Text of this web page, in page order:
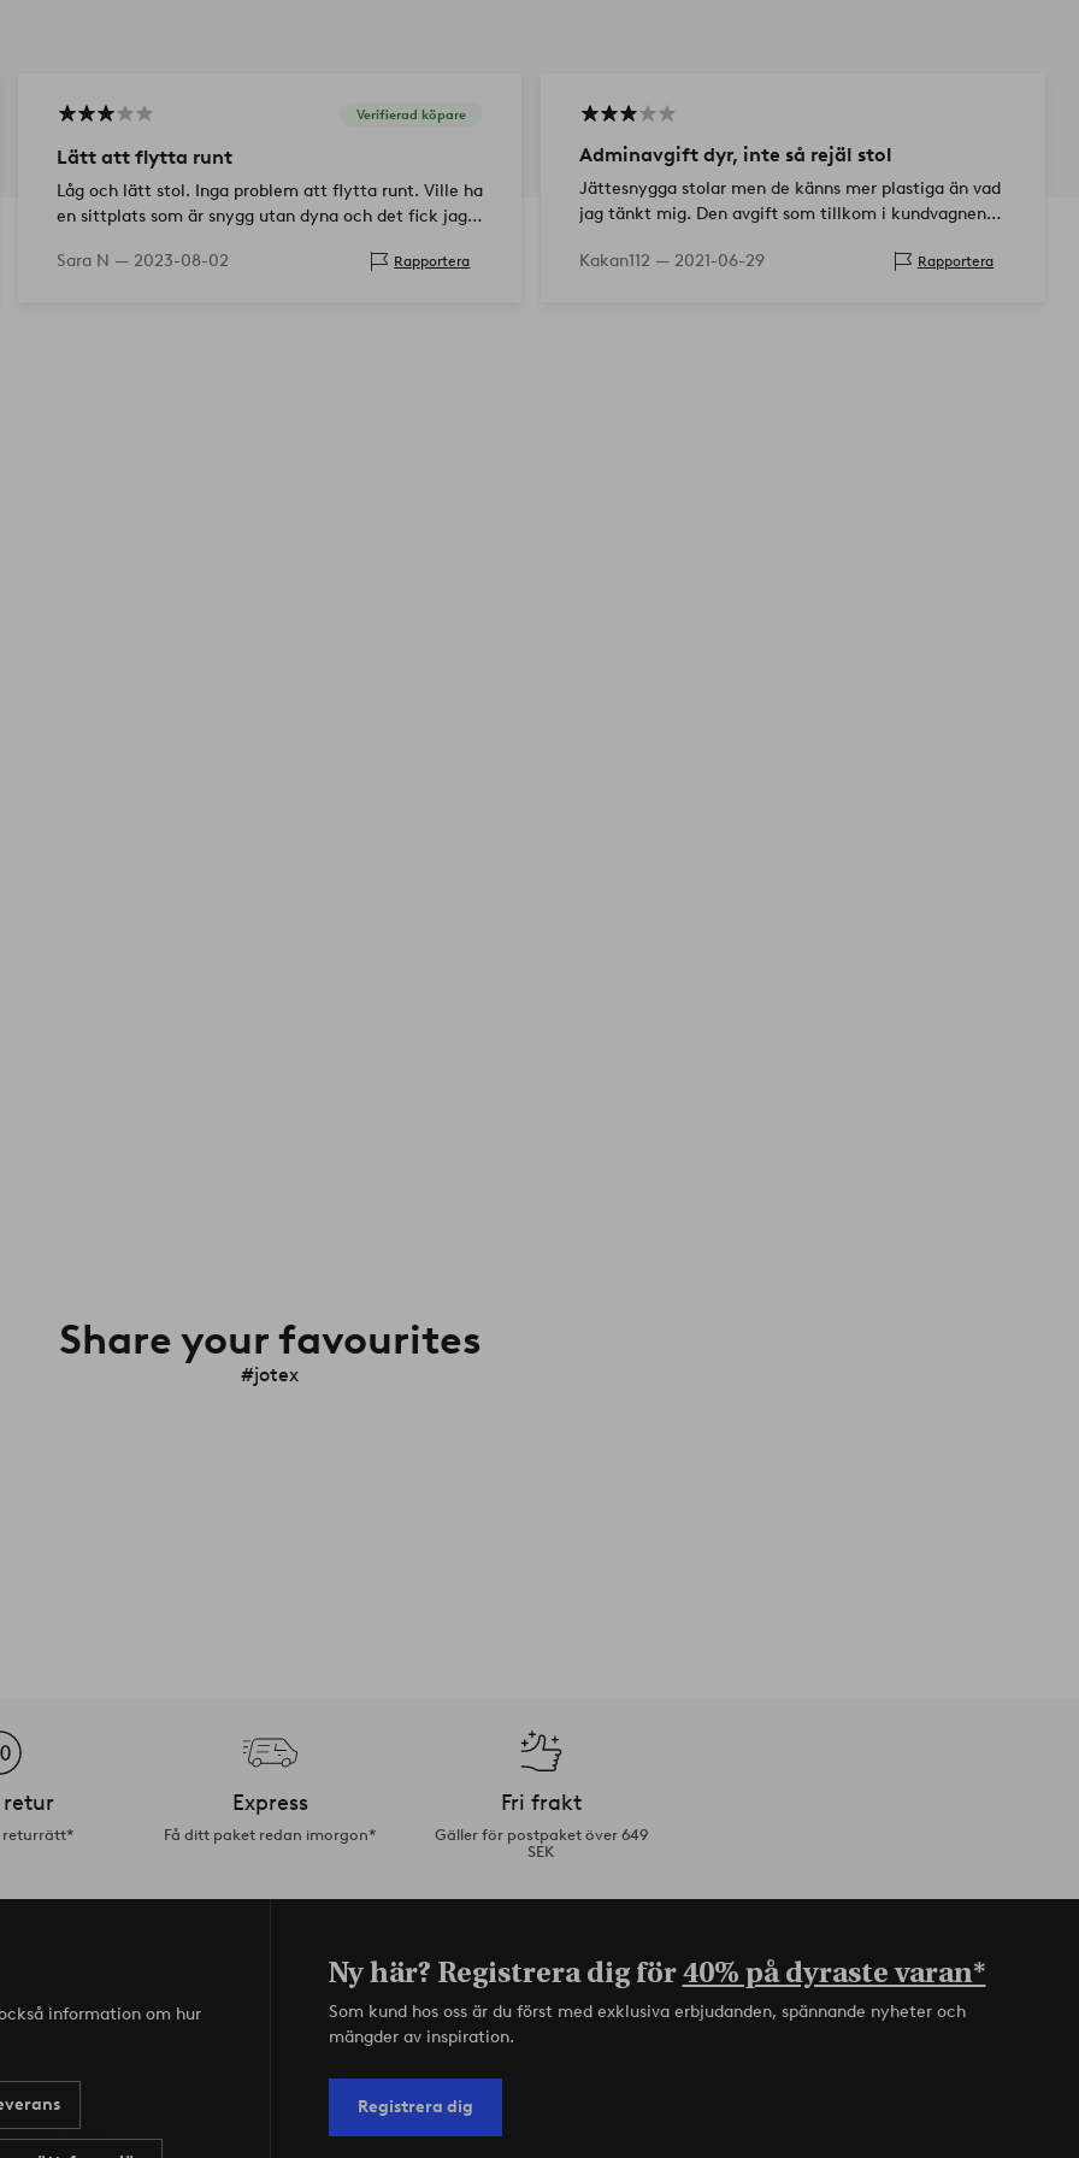
Verifierad köpare
Lätt att flytta runt
Låg och lätt stol. Inga problem att flytta runt. Ville ha
en sittplats som är snygg utan dyna och det fick jag.
En av två stolar…
Sara N — 2023-08-02 Rapportera
Adminavgift dyr, inte så rejäl stol
Jättesnygga stolar men de känns mer plastiga än vad
jag tänkt mig. Den avgift som tillkom i kundvagnen
Kakan112 — 2021-06-29 Rapportera
Share your favourites
#jotex
retur
returrätt*
Express
Få ditt paket redan imorgon*
Fri frakt
Gäller för postpaket över 649
SEK
information om hur
Ny här? Registrera dig för40% på dyraste varan*
Som kund hos oss är du först med exklusiva erbjudanden, spännande nyheter och
mängder av inspiration.
Registrera dig